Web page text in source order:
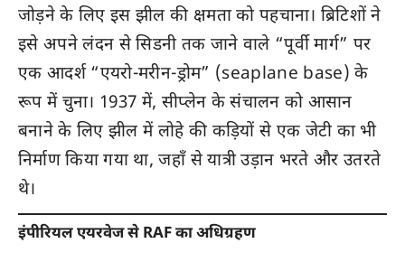
जोड़ने के लिए इस झील की क्षमता को पहचाना। ब्रिटिशों ने
इसे अपने लंदन से सिडनी तक जाने वाले “पूर्वी मार्ग” पर
एक आदर्श “एयरो-मरीन-ड्रोम” (seaplane base) के
रूप में चुना। 1937 में, सीप्लेन के संचालन को आसान
बनाने के लिए झील में लोहे की कड़ियों से एक जेटी का भी
निर्माण किया गया था, जहाँ से यात्री उड़ान भरते और उतरते
थे।
इंपीरियल एयरवेज से RAF का अधिग्रहण